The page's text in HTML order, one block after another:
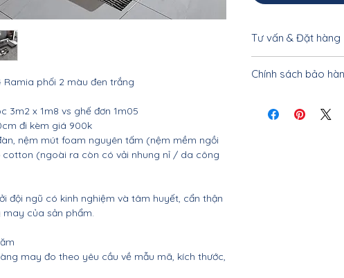
Ramia phối 2 màu đen trắng
3m2 x 1m8 vs ghế đơn 1m05
đi kèm giá 900k
nệm mút foam nguyên tấm (nệm mềm ngồi
cotton (ngoài ra còn có vải nhung nỉ / da công
đội ngũ có kinh nghiệm và tâm huyết, cẩn thận
của sản phẩm.
may đo theo yêu cầu về mẫu mã, kích thước,
Tư vấn & Đặt hàng
khách vui lòng liên
Chính sách bảo